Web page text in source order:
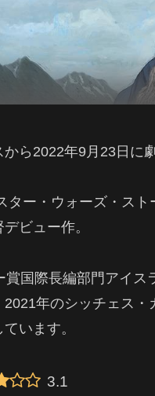
ら2022年9月23日に
ター・ウォーズ・ス
ビュー作。
賞国際長編部門アイ
2021年のシッチェス
います。
3.1